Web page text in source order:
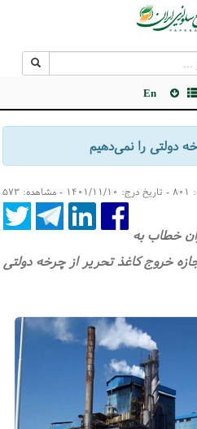
En
دولتی را نمی‌دهیم
خطاب به
خروج کاغذ تحریر از چرخه دولتی